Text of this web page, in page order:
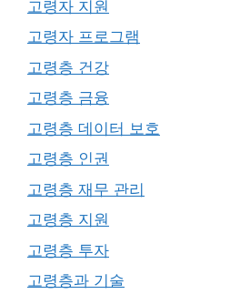
고령자 지원
고령자 프로그램
고령층 건강
고령층 금융
고령층 데이터 보호
고령층 인권
고령층 재무 관리
고령층 지원
고령층 투자
고령층과 기술